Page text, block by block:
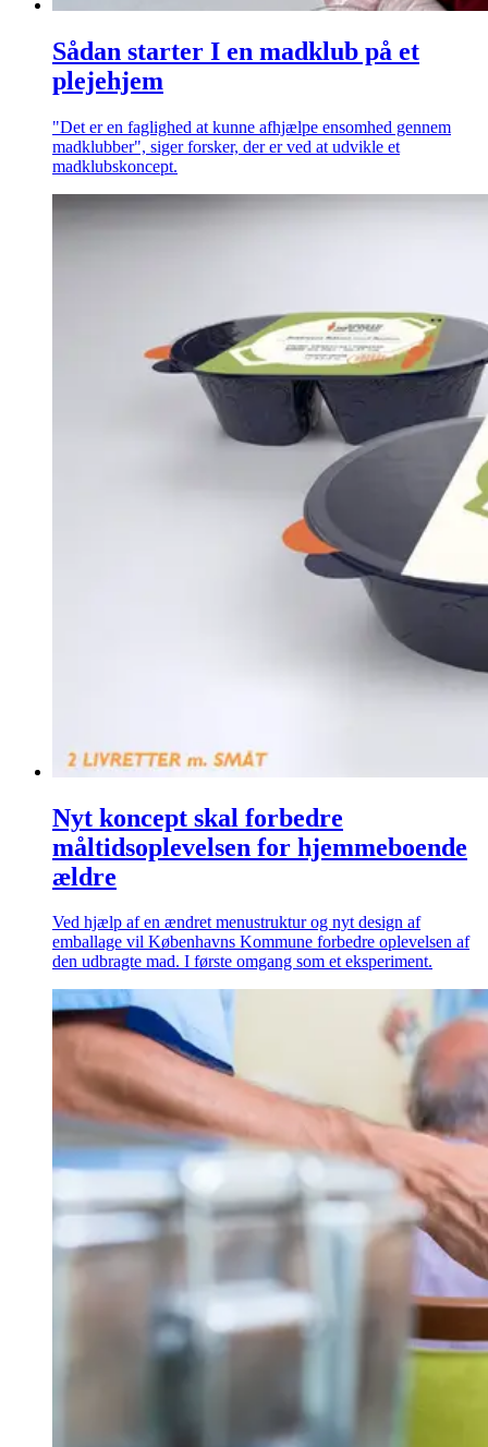
Sådan starter I en madklub på et
plejehjem
"Det er en faglighed at kunne afhjælpe ensomhed gennem
madklubber", siger forsker, der er ved at udvikle et
madklubskoncept.
Nyt koncept skal forbedre
måltidsoplevelsen for hjemmeboende
ældre
Ved hjælp af en ændret menustruktur og nyt design af
emballage vil Københavns Kommune forbedre oplevelsen af
den udbragte mad. I første omgang som et eksperiment.